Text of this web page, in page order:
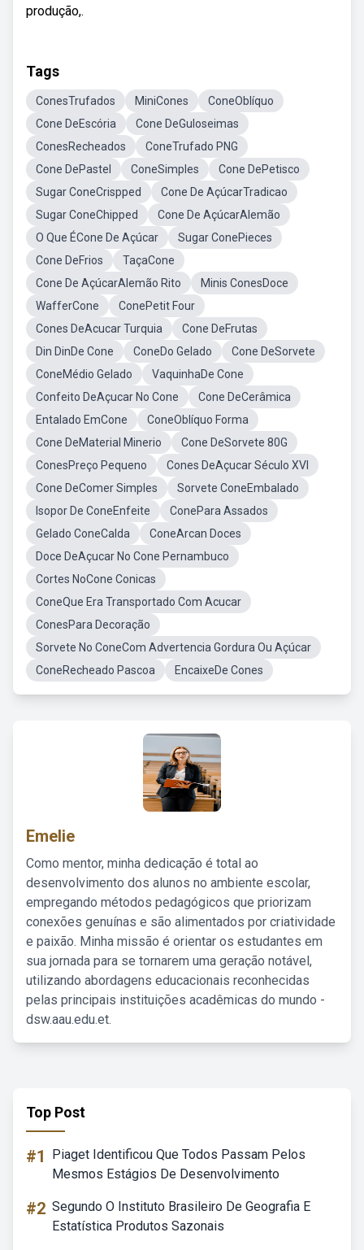
produção,.
Tags
ConesTrufados MiniCones
ConeOblíquo
Cone DeEscória
Cone DeGuloseimas
ConesRecheados
ConeTrufado PNG
Cone DePastel
ConeSimples
Cone DePetisco
Sugar ConeCrispped
Cone De AçúcarTradicao
Sugar ConeChipped
Cone De AçúcarAlemão
O Que ÉCone De Açúcar
Sugar ConePieces
Cone DeFrios
TaçaCone
Cone De AçúcarAlemão Rito
Minis ConesDoce
WafferCone
ConePetit Four
Cones DeAcucar Turquia
Cone DeFrutas
Din DinDe Cone
ConeDo Gelado
Cone DeSorvete
ConeMédio Gelado
VaquinhaDe Cone
Confeito DeAçucar No Cone
Cone DeCerâmica
Entalado EmCone
ConeOblíquo Forma
Cone DeMaterial Minerio
Cone DeSorvete 80G
ConesPreço Pequeno
Cones DeAçucar Século XVI
Cone DeComer Simples
Sorvete ConeEmbalado
Isopor De ConeEnfeite
ConePara Assados
Gelado ConeCalda
ConeArcan Doces
Doce DeAçucar No Cone Pernambuco
Cortes NoCone Conicas
ConeQue Era Transportado Com Acucar
ConesPara Decoração
Sorvete No ConeCom Advertencia Gordura Ou Açúcar
ConeRecheado Pascoa
EncaixeDe Cones
Emelie
Como mentor, minha dedicação é total ao
desenvolvimento dos alunos no ambiente escolar,
empregando métodos pedagógicos que priorizam
conexões genuínas e são alimentados por criatividade
e paixão. Minha missão é orientar os estudantes em
sua jornada para se tornarem uma geração notável,
utilizando abordagens educacionais reconhecidas
pelas principais instituições acadêmicas do mundo -
dsw.aau.edu.et.
Top Post
#1
Piaget Identificou Que Todos Passam Pelos
Mesmos Estágios De Desenvolvimento
#2 Segundo O Instituto Brasileiro De Geografia E
Estatística Produtos Sazonais